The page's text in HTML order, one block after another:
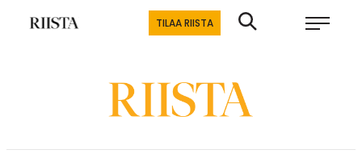
Siirry
Riistalehti.fi
TILAA RIISTA